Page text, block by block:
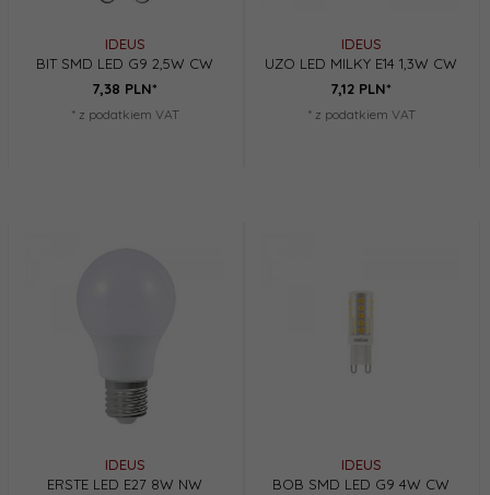
IDEUS
BIT SMD LED G9 2,5W CW
7,38 PLN*
* z podatkiem VAT
IDEUS
UZO LED MILKY E14 1,3W CW
7,12 PLN*
* z podatkiem VAT
IDEUS
ERSTE LED E27 8W NW
IDEUS
BOB SMD LED G9 4W CW